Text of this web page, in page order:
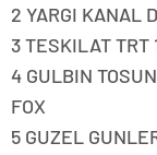
2 YARGI KANAL D
3 TESKILAT TRT
4 GULBIN
FOX
5 GUZEL